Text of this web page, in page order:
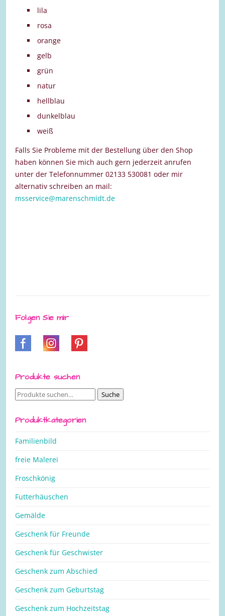
lila
rosa
orange
gelb
grün
natur
hellblau
dunkelblau
weiß
Falls Sie Probleme mit der Bestellung über den Shop
haben können Sie mich auch gern jederzeit anrufen
unter der Telefonnummer 02133 530081 oder mir
alternativ schreiben an mail:
msservice@marenschmidt.de
Folgen Sie mir
Produkte suchen
Suche
Suche
Produktkategorien
Familienbild
freie Malerei
Froschkönig
Futterhäuschen
Gemälde
Geschenk für Freunde
Geschenk für Geschwister
Geschenk zum Abschied
Geschenk zum Geburtstag
Geschenk zum Hochzeitstag